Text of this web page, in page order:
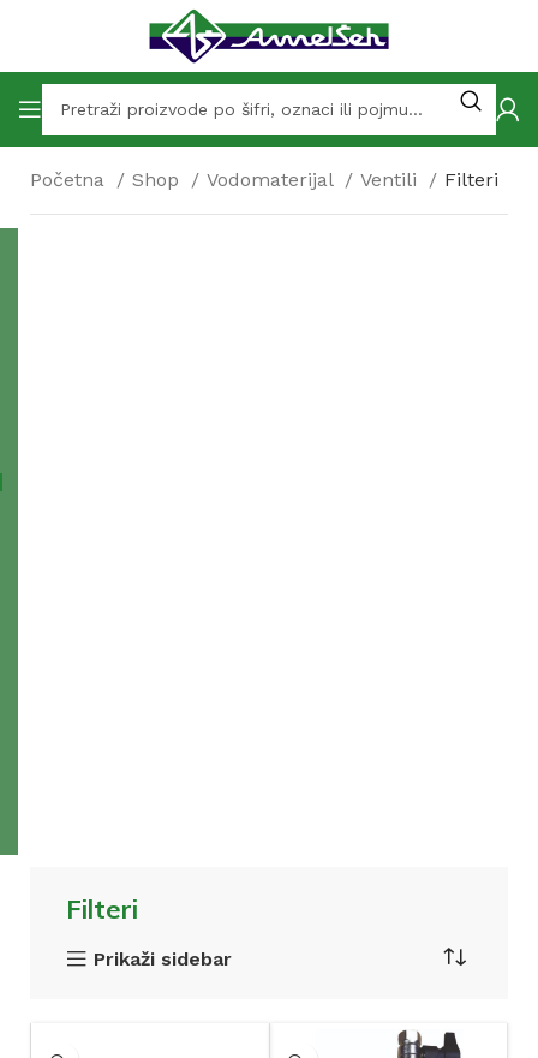
Početna Shop Vodomaterijal Ventili Filteri
Filteri
Prikaži sidebar